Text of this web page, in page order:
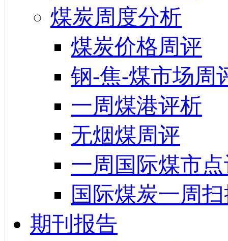
煤炭周度分析
煤炭价格周评
钢-焦-煤市场周
一周煤港评析
无烟煤周评
一周国际煤市
国际煤炭一周
期刊报告